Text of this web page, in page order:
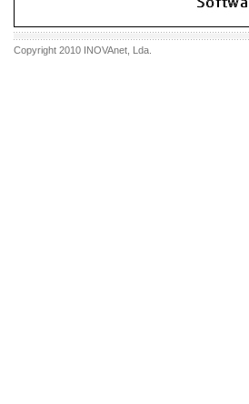
Copyright 2010 INOVAnet , Lda.